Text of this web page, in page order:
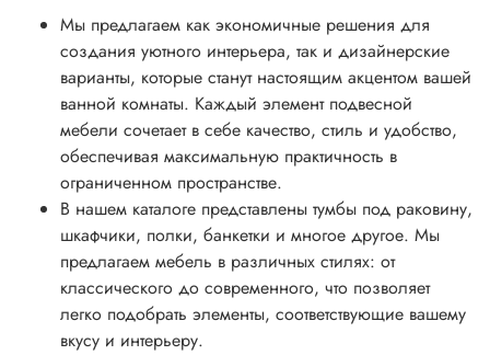
Мы предлагаем как экономичные решения для
создания уютного интерьера, так и дизайнерские
варианты, которые станут настоящим акцентом вашей
ванной комнаты. Каждый элемент подвесной
мебели сочетает в себе качество, стиль и удобство,
обеспечивая максимальную практичность в
ограниченном пространстве.
В нашем каталоге представлены тумбы под раковину,
шкафчики, полки, банкетки и многое другое. Мы
предлагаем мебель в различных стилях: от
классического до современного, что позволяет
легко подобрать элементы, соответствующие вашему
вкусу и интерьеру.